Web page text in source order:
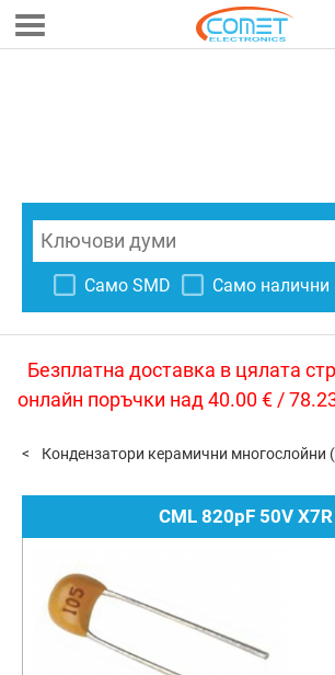
Само SMD Само налични
Безплатна доставка в цялата
онлайн поръчки над 40.00 € /
Кондензатори керамични многослойни
CML 820pF 50V X7R